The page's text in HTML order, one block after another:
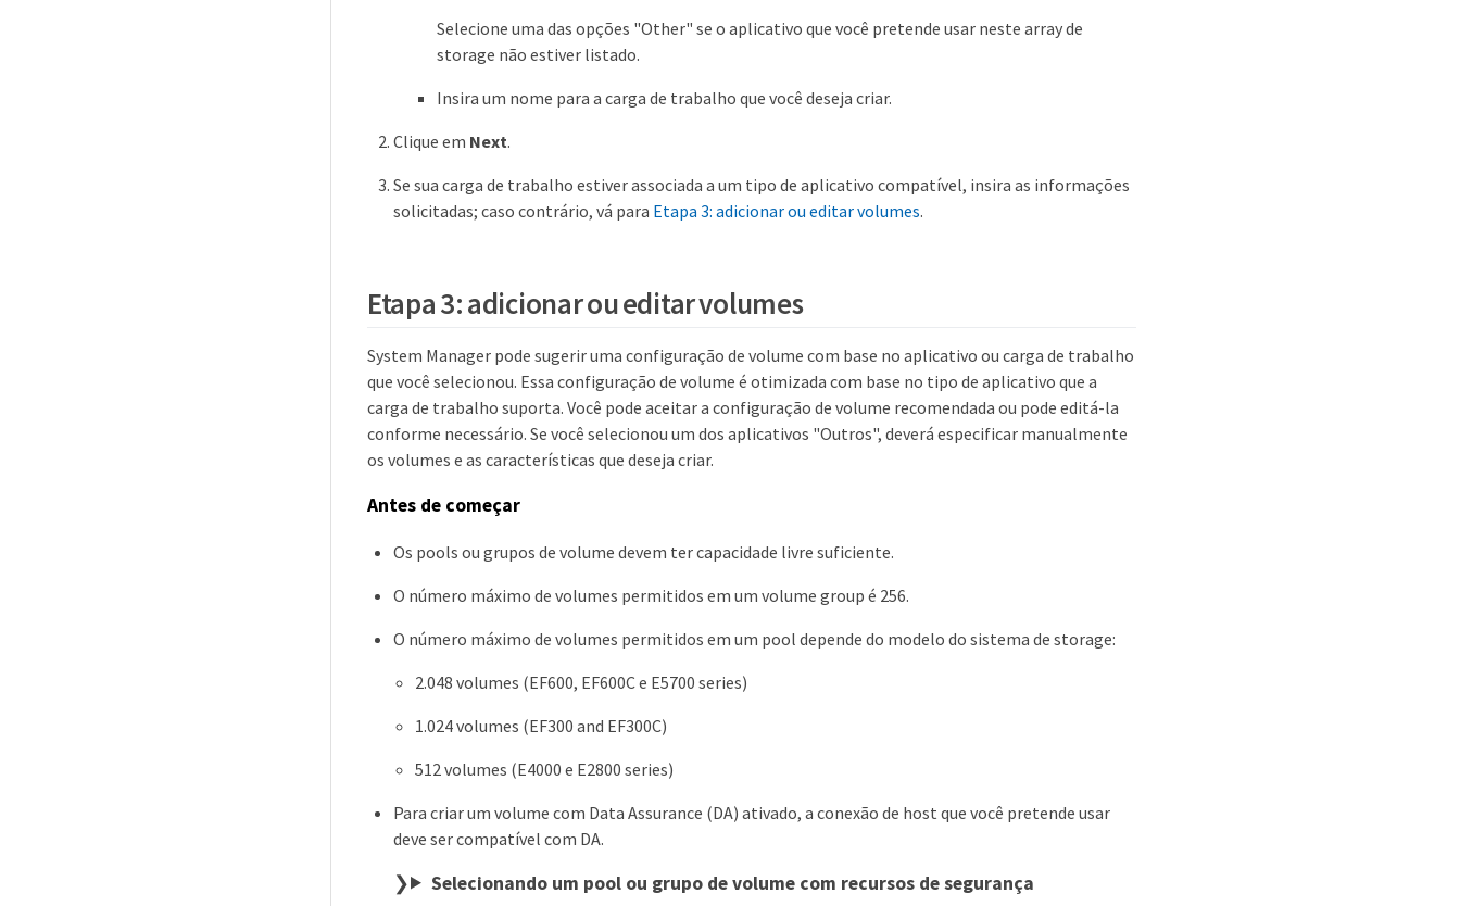
Selecione uma das opções "Other" se o aplicativo que você pretende usar neste array de
storage não estiver listado.
Insira um nome para a carga de trabalho que você deseja criar.
Clique em Next.
Se sua carga de trabalho estiver associada a um tipo de aplicativo compatível, insira as informações
solicitadas; caso contrário, vá para Etapa 3: adicionar ou editar volumes.
Etapa 3: adicionar ou editar volumes
System Manager pode sugerir uma configuração de volume com base no aplicativo ou carga de trabalho
que você selecionou. Essa configuração de volume é otimizada com base no tipo de aplicativo que a
carga de trabalho suporta. Você pode aceitar a configuração de volume recomendada ou pode editá-la
conforme necessário. Se você selecionou um dos aplicativos "Outros", deverá especificar manualmente
os volumes e as características que deseja criar.
Antes de começar
Os pools ou grupos de volume devem ter capacidade livre suficiente.
O número máximo de volumes permitidos em um volume group é 256.
O número máximo de volumes permitidos em um pool depende do modelo do sistema de storage:
2.048 volumes (EF600, EF600C e E5700 series)
1.024 volumes (EF300 and EF300C)
512 volumes (E4000 e E2800 series)
Para criar um volume com Data Assurance (DA) ativado, a conexão de host que você pretende usar
deve ser compatível com DA.
Selecionando um pool ou grupo de volume com recursos de segurança